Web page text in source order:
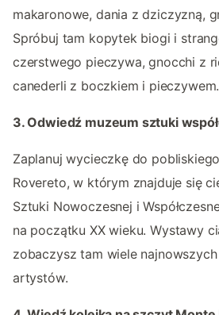
makaronowe, dania z dziczyzną,
Spróbuj tam kopytek biogi i
czerstwego pieczywa, gnocchi z
canederli z boczkiem i pieczywem.
3. Odwiedź muzeum sztuki
Zaplanuj wycieczkę do
Rovereto, w którym znajduje się
Sztuki Nowoczesnej i
na początku XX wieku. Wystawy
zobaczysz tam wiele najnowszych
artystów.